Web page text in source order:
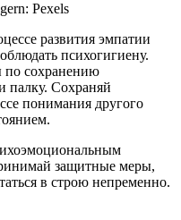
Pexels
развития эмпатии
психогигиену.
по сохранению
палку. Сохраняй
понимания другого
защитные меры,
в строю непременно.